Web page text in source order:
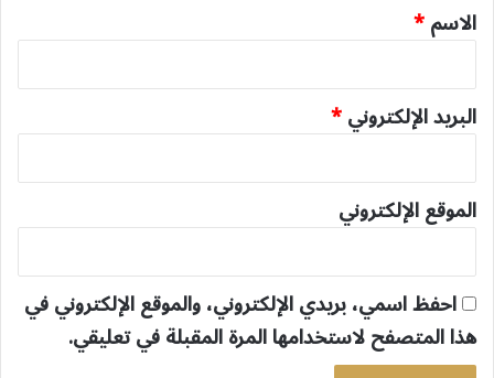
*
الاسم*
البريد الإلكتروني*
الموقع الإلكتروني
احفظ اسمي، بريدي الإلكتروني، والموقع الإلكتروني في
هذا المتصفح لاستخدامها المرة المقبلة في تعليقي.